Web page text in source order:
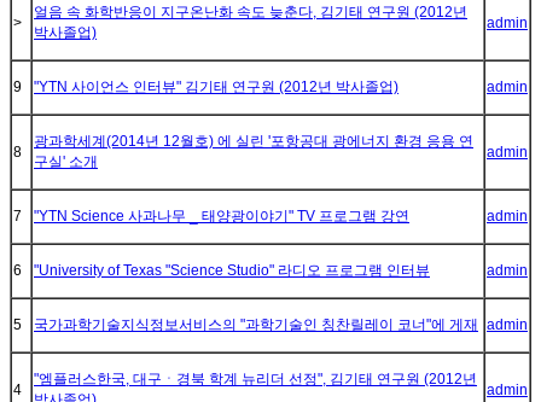
>
얼음 속 화학반응이 지구온난화 속도 늦춘다, 김기태 연구원 (2012년
박사졸업)
admin
9 "YTN 사이언스 인터뷰" 김기태 연구원 (2012년 박사졸업) admin
8
광과학세계(2014년 12월호) 에 실린 '포항공대 광에너지 환경 응용 연
구실' 소개
admin
7 "YTN Science 사과나무 _ 태양광이야기" TV 프로그램 강연 admin
6 "University of Texas "Science Studio" 라디오 프로그램 인터뷰 admin
5 국가과학기술지식정보서비스의 "과학기술인 칭찬릴레이 코너"에 게재 admin
4
"엠플러스한국, 대구ㆍ경북 학계 뉴리더 선정", 김기태 연구원 (2012년
admin